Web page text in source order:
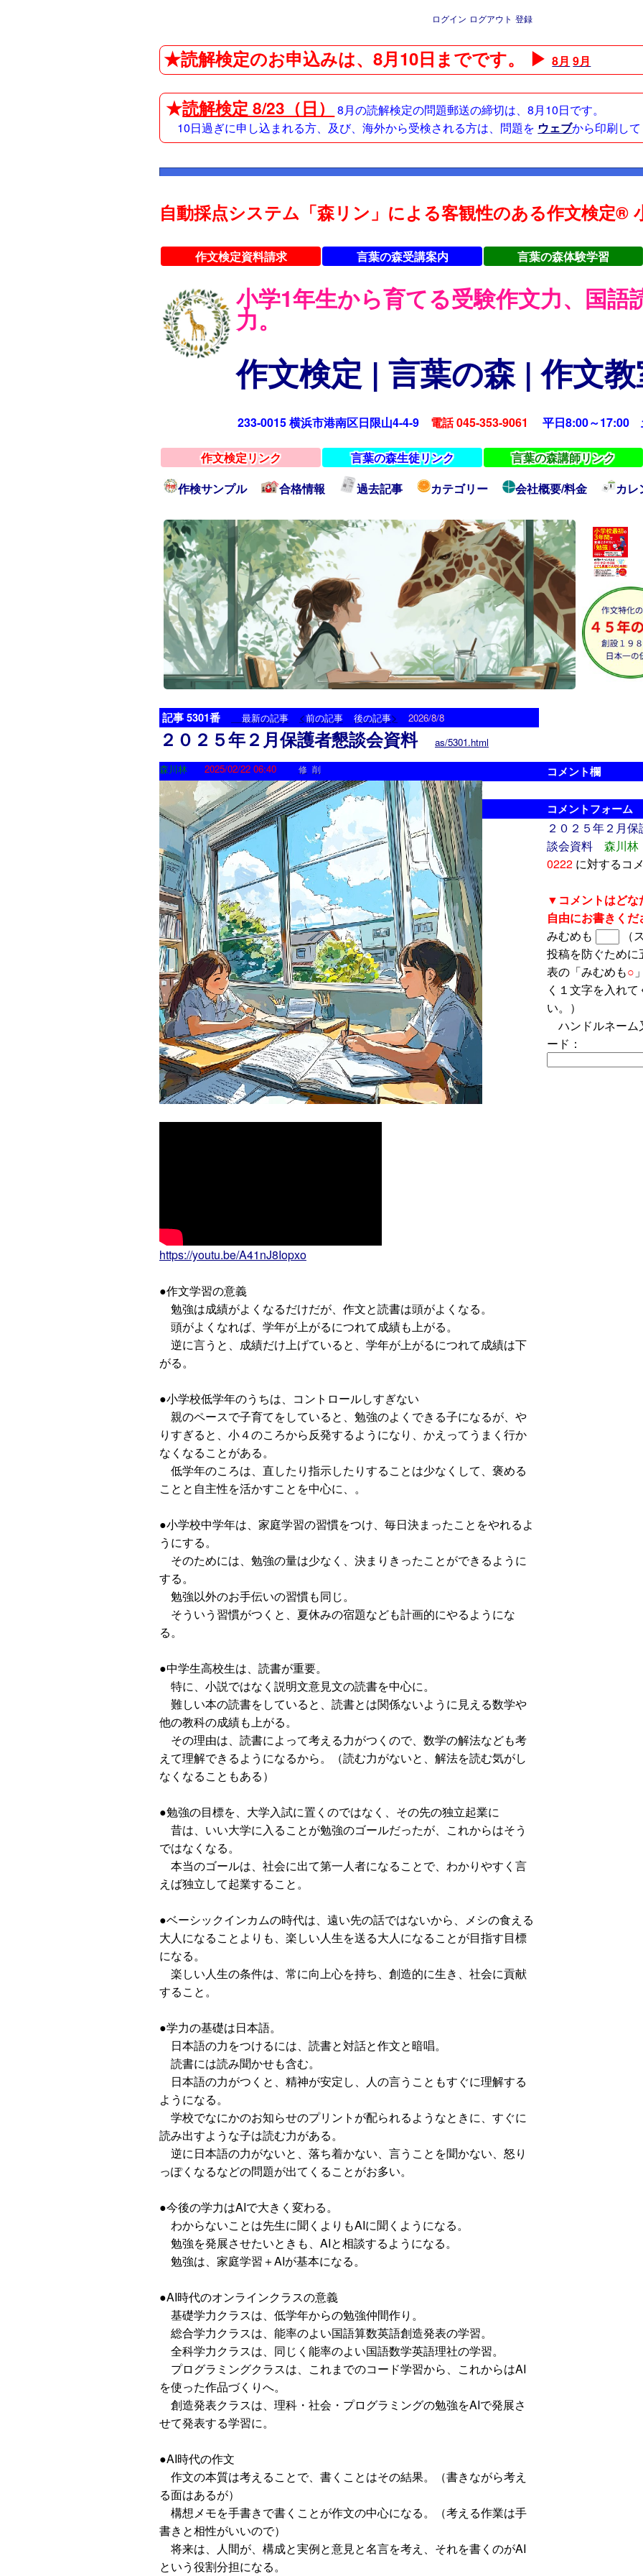
ログイン ログアウト 登録
★読解検定のお申込みは、8月10日までです。 ▶8月 9月
★読解検定 8/23（日）
8月の読解検定の問題郵送の締切は、8月10日です。
10日過ぎに申し込まれる方、及び、海外から受検される方は、問題を ウェブから印刷して
自動採点システム「森リン」による客観性のある作文検定®
作文検定資料請求 言葉の森受講案内 言葉の森体験学習
小学1年生から育てる受験作文力、国語
力。
作文検定 | 言葉の森 | 作文教
233-0015 横浜市港南区日限山4-4-9 電話 045-353-9061 平日8:00～17:00
作文検定リンク 言葉の森生徒リンク 言葉の森講師リンク
作検サンプル
合格情報 過去記事 カテゴリー 会社概要/料金 カレ
記事 5301番 最新の記事 <前の記事 後の記事> 2026/8/8
２０２５年２月保護者懇談会資料
as/5301.html
森川林
2025/02/22 06:40 修 削
https://youtu.be/A41nJ8Iopxo
●作文学習の意義
勉強は成績がよくなるだけだが、作文と読書は頭がよくなる。
頭がよくなれば、学年が上がるにつれて成績も上がる。
逆に言うと、成績だけ上げていると、学年が上がるにつれて成績は下
がる。
●小学校低学年のうちは、コントロールしすぎない
親のペースで子育てをしていると、勉強のよくできる子になるが、や
りすぎると、小４のころから反発するようになり、かえってうまく行か
なくなることがある。
低学年のころは、直したり指示したりすることは少なくして、褒める
ことと自主性を活かすことを中心に、。
●小学校中学年は、家庭学習の習慣をつけ、毎日決まったことをやれるよ
うにする。
そのためには、勉強の量は少なく、決まりきったことができるように
する。
勉強以外のお手伝いの習慣も同じ。
そういう習慣がつくと、夏休みの宿題なども計画的にやるようにな
る。
●中学生高校生は、読書が重要。
特に、小説ではなく説明文意見文の読書を中心に。
難しい本の読書をしていると、読書とは関係ないように見える数学や
他の教科の成績も上がる。
その理由は、読書によって考える力がつくので、数学の解法なども考
えて理解できるようになるから。（読む力がないと、解法を読む気がし
なくなることもある）
●勉強の目標を、大学入試に置くのではなく、その先の独立起業に
昔は、いい大学に入ることが勉強のゴールだったが、これからはそう
ではなくなる。
本当のゴールは、社会に出て第一人者になることで、わかりやすく言
えば独立して起業すること。
●ベーシックインカムの時代は、遠い先の話ではないから、メシの食える
大人になることよりも、楽しい人生を送る大人になることが目指す目標
になる。
楽しい人生の条件は、常に向上心を持ち、創造的に生き、社会に貢献
すること。
●学力の基礎は日本語。
日本語の力をつけるには、読書と対話と作文と暗唱。
読書には読み聞かせも含む。
日本語の力がつくと、精神が安定し、人の言うこともすぐに理解する
ようになる。
学校でなにかのお知らせのプリントが配られるようなときに、すぐに
読み出すような子は読む力がある。
逆に日本語の力がないと、落ち着かない、言うことを聞かない、怒り
っぽくなるなどの問題が出てくることがお多い。
●今後の学力はAIで大きく変わる。
わからないことは先生に聞くよりもAIに聞くようになる。
勉強を発展させたいときも、AIと相談するようになる。
勉強は、家庭学習＋AIが基本になる。
●AI時代のオンラインクラスの意義
基礎学力クラスは、低学年からの勉強仲間作り。
総合学力クラスは、能率のよい国語算数英語創造発表の学習。
全科学力クラスは、同じく能率のよい国語数学英語理社の学習。
プログラミングクラスは、これまでのコード学習から、これからはAI
を使った作品づくりへ。
創造発表クラスは、理科・社会・プログラミングの勉強をAIで発展さ
せて発表する学習に。
●AI時代の作文
作文の本質は考えることで、書くことはその結果。（書きながら考え
る面はあるが）
構想メモを手書きで書くことが作文の中心になる。（考える作業は手
書きと相性がいいので）
将来は、人間が、構成と実例と意見と名言を考え、それを書くのがAI
という役割分担になる。
コメント欄
コメントフォーム
２０２５年２月保
談会資料
森川林
0222 に対するコ
▼コメントはどな
自由にお書きくだ
みむめも
（
投稿を防ぐために
表の「みむめも○
く１文字を入れて
い。）
ハンドルネーム
ード：